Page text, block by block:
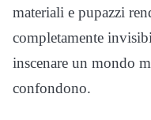
materiali e pupazzi
completamente
inscenare un mondo
confondono.